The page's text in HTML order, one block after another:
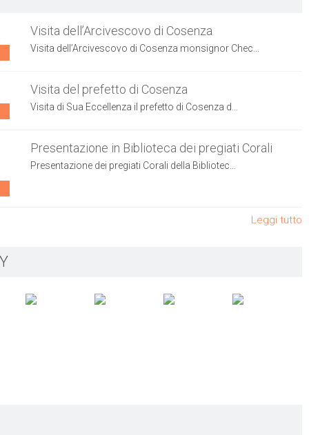
Visita dell’Arcivescovo di Cosenza
Visita dell’Arcivescovo di Cosenza monsignor Chec...
Visita del prefetto di Cosenza
Visita di Sua Eccellenza il prefetto di Cosenza d...
Presentazione in Biblioteca dei pregiati Corali
Presentazione dei pregiati Corali della Bibliotec...
Leggi tutto